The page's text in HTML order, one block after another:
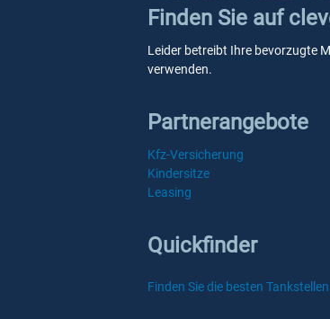
Finden Sie auf
Leider betreibt Ihre bevorzugte
verwenden.
Partnerangebote
Kfz-Versicherung
Kindersitze
Leasing
Quickfinder
Finden Sie die besten Tankstellen